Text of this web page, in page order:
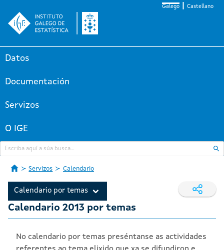
Galego Castellano
Datos
Documentación
Servizos
O IGE
Servizos Calendario
Calendario por temas
Calendario 2013 por temas
No calendario por temas preséntanse as actividades